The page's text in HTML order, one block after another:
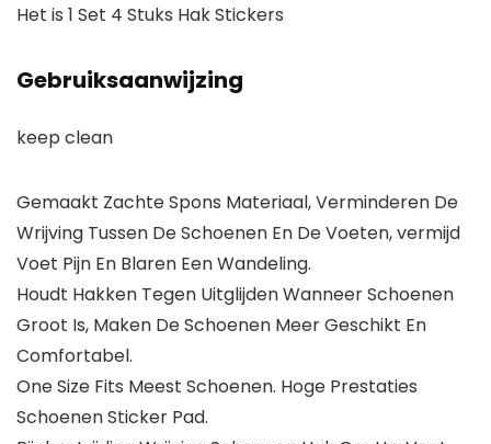
Het is 1 Set 4 Stuks Hak Stickers
Gebruiksaanwijzing
keep clean
Gemaakt Zachte Spons Materiaal, Verminderen De
Wrijving Tussen De Schoenen En De Voeten, vermijd
Voet Pijn En Blaren Een Wandeling.
Houdt Hakken Tegen Uitglijden Wanneer Schoenen
Groot Is, Maken De Schoenen Meer Geschikt En
Comfortabel.
One Size Fits Meest Schoenen. Hoge Prestaties
Schoenen Sticker Pad.